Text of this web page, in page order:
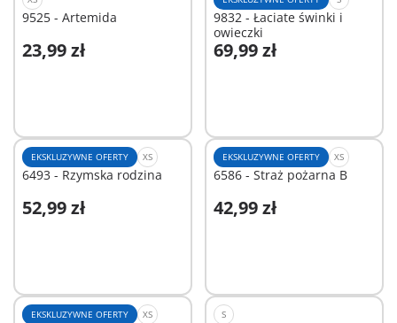
9525 - Artemida
23,99 zł
Dodaj do koszyka
9832 - Łaciate świnki i
owieczki
69,99 zł
Dodaj do koszyka
EKSKLUZYWNE OFERTY XS
6493 - Rzymska rodzina
52,99 zł
Dodaj do koszyka
EKSKLUZYWNE OFERTY XS
6586 - Straż pożarna B
42,99 zł
Dodaj do koszyka
EKSKLUZYWNE OFERTY XS S